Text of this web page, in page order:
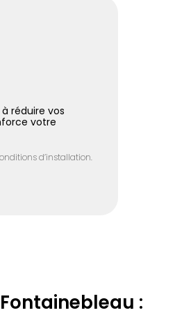
réduire vos
votre
d’installation.
: